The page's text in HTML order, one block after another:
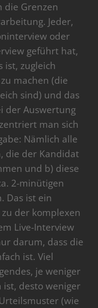
die Grenzen
Jeder,
oder
geführt hat,
ist, zugleich
machen (die
sind) und das
der Auswertung
man sich
Nämlich alle
die der Kandidat
und b) diese
2-minütigen
Das ist ein
der komplexen
Live-Interview
darum, dass die
ist. Viel
je weniger
desto weniger
(wie